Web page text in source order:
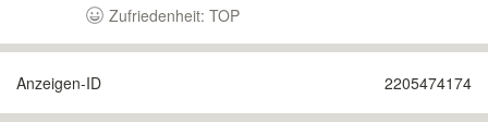
Zufriedenheit: TOP
Anzeigen-ID 2205474174